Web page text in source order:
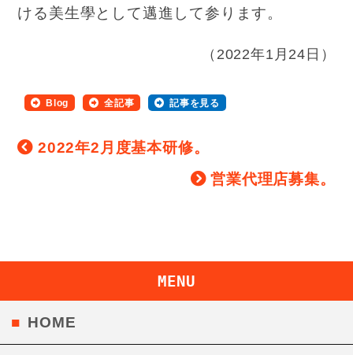
ける美生學として邁進して参ります。
（2022年1月24日）
Blog 全記事 記事を見る
2022年2月度基本研修。
営業代理店募集。
MENU
HOME